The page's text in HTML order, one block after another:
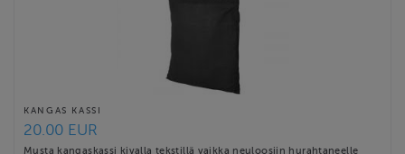
KANGAS KASSI
20.00 EUR
Musta kangaskassi kivalla tekstillä vaikka neuloosiin hurahtaneelle